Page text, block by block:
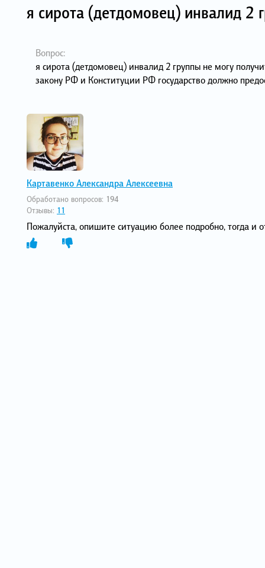
я сирота (детдомовец) инвалид 2
Вопрос:
я сирота (детдомовец) инвалид 2 группы не могу
закону РФ и Конституции РФ государство должно
Картавенко Александра Алексеевна
Обработано вопросов: 194
Отзывы: 11
Пожалуйста, опишите ситуацию более подробно, тогда и